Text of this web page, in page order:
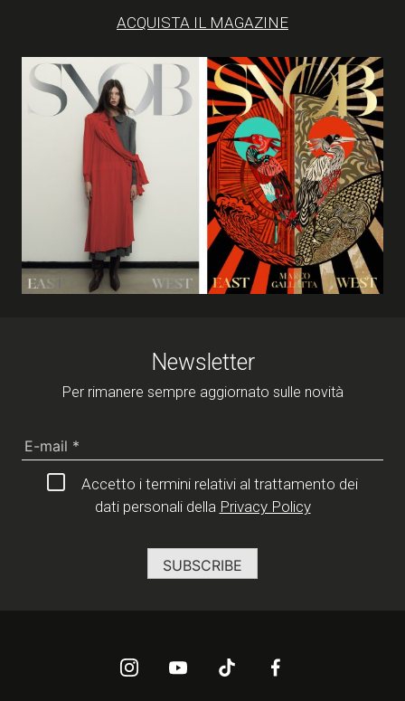
ACQUISTA IL MAGAZINE
Newsletter
Per rimanere sempre aggiornato sulle novità
Accetto i termini relativi al trattamento dei
dati personali della Privacy Policy